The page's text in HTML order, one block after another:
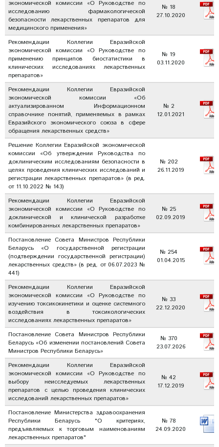
экономической комиссии «О Руководстве по
исследованию фармакологической
безопасности лекарственных препаратов для
медицинского применения»
№ 18
27.10.2020
Рекомендации Коллегии Евразийской
экономической комиссии «О Руководстве по
применению принципов биостатистики в
клинических исследованиях лекарственных
препаратов»
№ 19
03.11.2020
Рекомендации Коллегии Евразийской
экономической комиссии «Об
актуализированном Информационном
справочнике понятий, применяемых в рамках
Евразийского экономического союза в сфере
обращения лекарственных средств»
№ 2
12.01.2021
Решение Коллегии Евразийской экономической
комиссии «Об утверждении Руководства по
доклиническим исследованиям безопасности в
целях проведения клинических исследований и
регистрации лекарственных препаратов» (в ред.
от 11.10.2022 № 143)
№ 202
26.11.2019
Рекомендации Коллегии Евразийской
экономической комиссии «О Руководстве по
доклинической и клинической разработке
комбинированных лекарственных препаратов»
№ 25
02.09.2019
Постановление Совета Министров Республики
Беларусь «О государственной регистрации
(подтверждении государственной регистрации)
лекарственных средств» (в ред. от 06.07.2023 №
441)
№ 254
01.04.2015
Рекомендации Коллегии Евразийской
экономической комиссии «О Руководстве по
изучению токсикокинетики и оценке системного
воздействия в токсикологических
исследованиях лекарственных препаратов»
№ 33
22.12.2020
Постановление Совета Министров Республики
Беларусь «Об изменении постановлений Совета
Министров Республики Беларусь»
№ 370
23.07.2026
Рекомендации Коллегии Евразийской
экономической комиссии «О Руководстве по
выбору неисследуемых лекарственных
препаратов с целью проведения клинических
исследований лекарственных препаратов»
№ 42
17.12.2019
Постановление Министерства здравоохранения
Республики Беларусь "О критериях,
предъявляемых к торговым наименованиям
лекарственных препаратов"
№ 78
24.09.2020